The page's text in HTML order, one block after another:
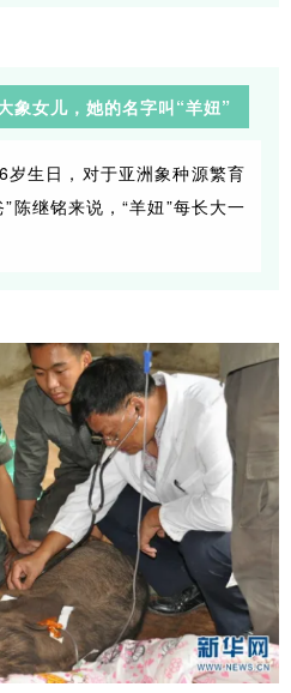
象女儿，她的名字叫“羊妞”
岁生日，对于亚洲象种源繁育
陈继铭来说，“羊妞”每长大一